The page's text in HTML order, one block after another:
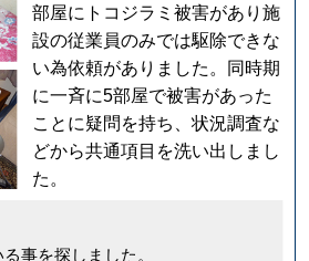
部屋にトコジラミ被害があり施
設の従業員のみでは駆除できな
い為依頼がありました。同時期
に一斉に5部屋で被害があった
ことに疑問を持ち、状況調査な
どから共通項目を洗い出しまし
た。
事を探しました。